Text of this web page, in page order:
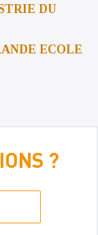
DU
ECOLE
?